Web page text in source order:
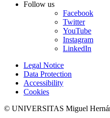
Follow us
Facebook
Twitter
YouTube
Instagram
LinkedIn
Legal Notice
Data Protection
Accessibility
Cookies
© UNIVERSITAS Miguel